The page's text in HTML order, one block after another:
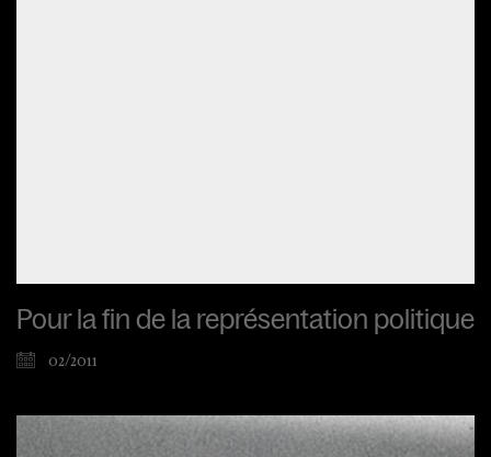
Pour la fin de la représentation politique
02/2011